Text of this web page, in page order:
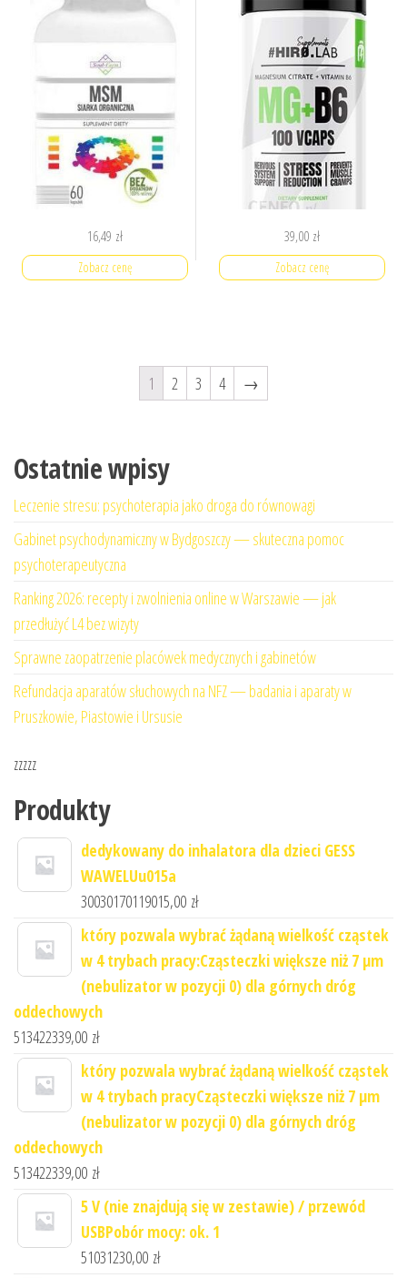
16,49 zł
Zobacz cenę
39,00 zł
Zobacz cenę
1 2 3 4 →
Ostatnie wpisy
Leczenie stresu: psychoterapia jako droga do równowagi
Gabinet psychodynamiczny w Bydgoszczy — skuteczna pomoc
psychoterapeutyczna
Ranking 2026: recepty i zwolnienia online w Warszawie — jak
przedłużyć L4 bez wizyty
Sprawne zaopatrzenie placówek medycznych i gabinetów
Refundacja aparatów słuchowych na NFZ — badania i aparaty w
Pruszkowie, Piastowie i Ursusie
zzzzz
Produkty
dedykowany do inhalatora dla dzieci GESS
WAWELUu015a
30030170119015,00 zł
który pozwala wybrać żądaną wielkość cząstek
w 4 trybach pracy:Cząsteczki większe niż 7 μm
(nebulizator w pozycji 0) dla górnych dróg
oddechowych
513422339,00 zł
który pozwala wybrać żądaną wielkość cząstek
w 4 trybach pracyCząsteczki większe niż 7 μm
(nebulizator w pozycji 0) dla górnych dróg
oddechowych
513422339,00 zł
5 V (nie znajdują się w zestawie) / przewód
USBPobór mocy: ok. 1
51031230,00 zł